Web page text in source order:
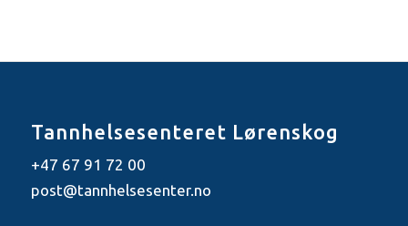
Tannhelsesenteret Lørenskog
+47 67 91 72 00
post@tannhelsesenter.no